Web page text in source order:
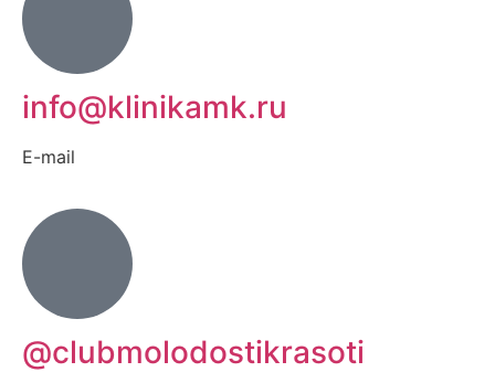
info@klinikamk.ru
E-mail
@clubmolodostikrasoti